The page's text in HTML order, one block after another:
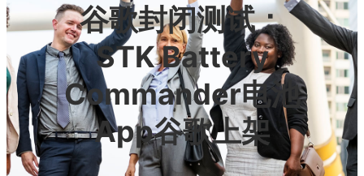
谷歌封闭测试：
STK Battery
Commander电池
App谷歌上架